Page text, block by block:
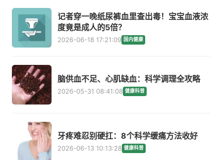
记者穿一晚纸尿裤血里查出毒！宝宝血液浓
度竟是成人的5倍？
2026-06-18 17:21:09 国内健康
脑供血不足、心肌缺血：科学调理全攻略
2026-05-31 08:41:08 健康科普
牙疼难忍别硬扛：8个科学缓痛方法收好
2026-06-13 10:13:28 健康科普